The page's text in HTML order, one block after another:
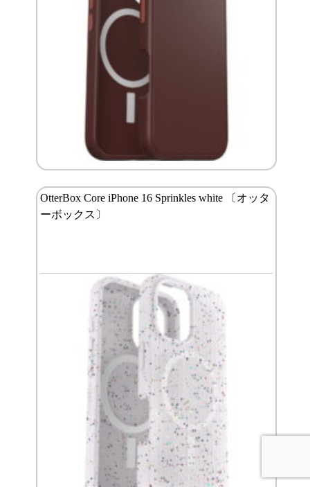
OtterBox Core iPhone 16 Sprinkles white 〔オッタ
ーボックス〕